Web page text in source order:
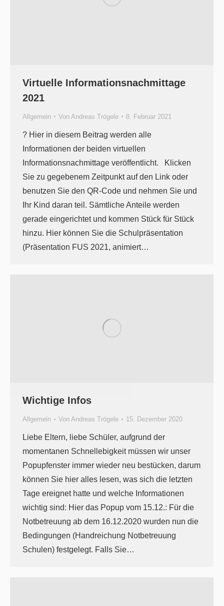
Virtuelle Informationsnachmittage
2021
Allgemein Von Andreas Trögele 8. Februar 2021
? Hier in diesem Beitrag werden alle
Informationen der beiden virtuellen
Informationsnachmittage veröffentlicht. Klicken
Sie zu gegebenem Zeitpunkt auf den Link oder
benutzen Sie den QR-Code und nehmen Sie und
Ihr Kind daran teil. Sämtliche Anteile werden
gerade eingerichtet und kommen Stück für Stück
hinzu. Hier können Sie die Schulpräsentation
(Präsentation FUS 2021, animiert…
Wichtige Infos
Allgemein Von Andreas Trögele 15. Dezember 2020
Liebe Eltern, liebe Schüler, aufgrund der
momentanen Schnellebigkeit müssen wir unser
Popupfenster immer wieder neu bestücken, darum
können Sie hier alles lesen, was sich die letzten
Tage ereignet hatte und welche Informationen
wichtig sind: Hier das Popup vom 15.12.: Für die
Notbetreuung ab dem 16.12.2020 wurden nun die
Bedingungen (Handreichung Notbetreuung
Schulen) festgelegt. Falls Sie…